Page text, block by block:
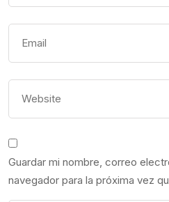
Guardar mi nombre, correo
navegador para la próxima vez